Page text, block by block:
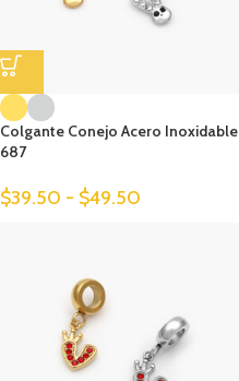
Colgante Conejo Acero Inoxidable
687
$39.50 - $49.50